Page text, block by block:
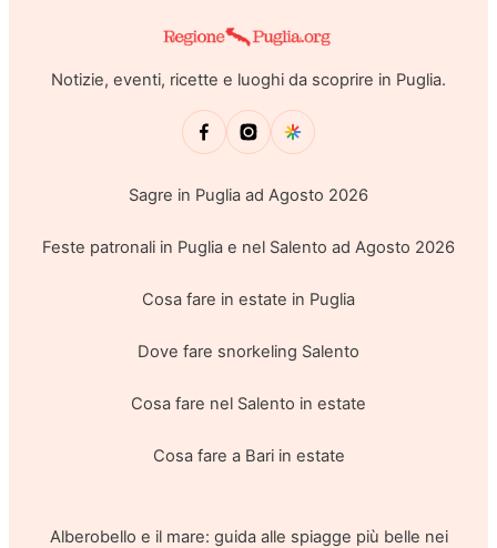
Notizie, eventi, ricette e luoghi da scoprire in Puglia.
Sagre in Puglia ad Agosto 2026
Feste patronali in Puglia e nel Salento ad Agosto 2026
Cosa fare in estate in Puglia
Dove fare snorkeling Salento
Cosa fare nel Salento in estate
Cosa fare a Bari in estate
Alberobello e il mare: guida alle spiagge più belle nei